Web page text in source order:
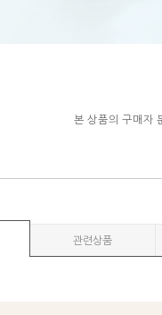
본 상품의 구매자
관련상품